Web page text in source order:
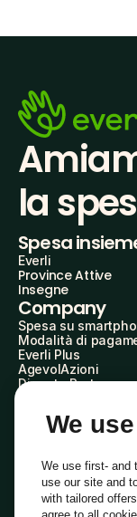
la
Spesa
Everli
Province Attive
Insegne
Company
Spesa su
Modalità di
Everli Plus
AgevolAzioni
Diventa Partner
Everli Shoppers
About Us
Everli News
Domande
Lavora con noi
Diventa Shopper
We
We use first- and
use our site and
with tailored